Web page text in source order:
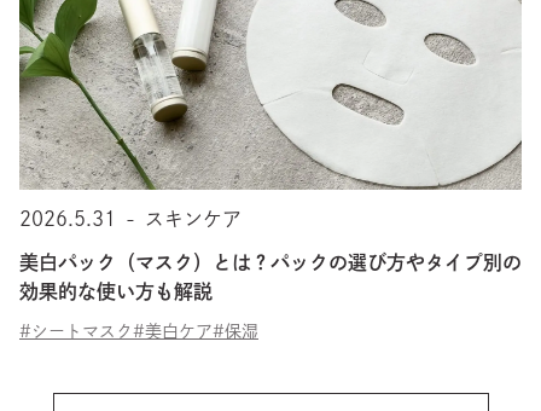
2026.5.31 - スキンケア
美白パック（マスク）とは？パックの選び方やタイプ別の
効果的な使い方も解説
#シートマスク #美白ケア#保湿